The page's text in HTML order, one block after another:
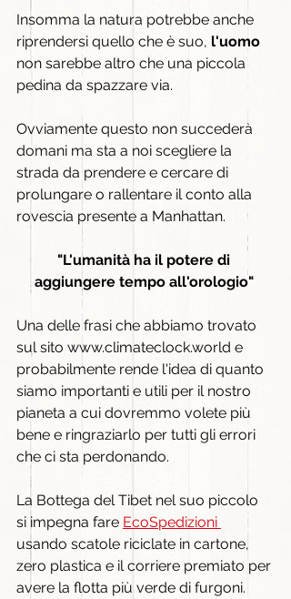
Insomma la natura potrebbe anche
riprendersi quello che è suo, l'uomo
non sarebbe altro che una piccola
pedina da spazzare via.
Ovviamente questo non succederà
domani ma sta a noi scegliere la
strada da prendere e cercare di
prolungare o rallentare il conto alla
rovescia presente a Manhattan.
"L'umanità ha il potere di
aggiungere tempo all'orologio"
Una delle frasi che abbiamo trovato
sul sito www.climateclock.world e
probabilmente rende l'idea di quanto
siamo importanti e utili per il nostro
pianeta a cui dovremmo volete più
bene e ringraziarlo per tutti gli errori
che ci sta perdonando.
La Bottega del Tibet nel suo piccolo
si impegna fare EcoSpedizioni
usando scatole riciclate in cartone,
zero plastica e il corriere premiato per
avere la flotta più verde di furgoni.